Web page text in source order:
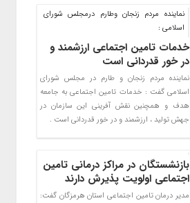
نماینده مردم زنجان وطارم درمجلس شورای
اسلامی :
خدمات تامین اجتماعی ارزشمند و
در خور قدردانی است
نماینده مردم زنجان و طارم در مجلس شورای
اسلامی گفت : خدمات تامین اجتماعی به جامعه
هدف و همچنین نقش آفرینی این سازمان در
جهش تولید ، ارزشمند و در خور قدردانی است .
بازنشستگان در مراکز درمانی تامین
اجتماعی اولویت پذیرش دارند
مدیر درمان تامین اجتماعی استان هرمزگان گفت: